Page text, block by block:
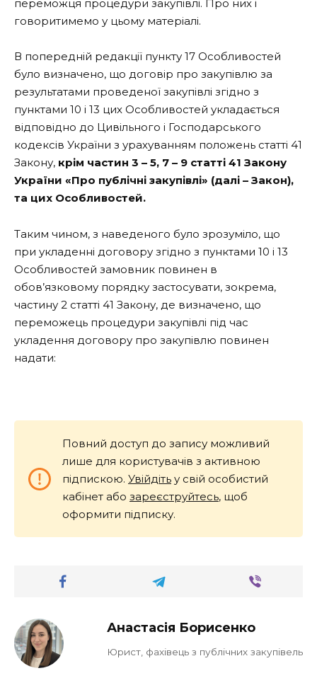
переможця процедури закупівлі. Про них і
говоритимемо у цьому матеріалі.
В попередній редакції пункту 17 Особливостей
було визначено, що договір про закупівлю за
результатами проведеної закупівлі згідно з
пунктами 10 і 13 цих Особливостей укладається
відповідно до Цивільного і Господарського
кодексів України з урахуванням положень статті 41
Закону, крім частин 3 – 5, 7 – 9 статті 41 Закону
України «Про публічні закупівлі» (далі – Закон),
та цих Особливостей.
Таким чином, з наведеного було зрозуміло, що
при укладенні договору згідно з пунктами 10 і 13
Особливостей замовник повинен в
обов’язковому порядку застосувати, зокрема,
частину 2 статті 41 Закону, де визначено, що
переможець процедури закупівлі під час
укладення договору про закупівлю повинен
надати:
Повний доступ до запису можливий
лише для користувачів з активною
підпискою. Увійдіть у свій особистий
кабінет або зареєструйтесь, щоб
оформити підписку.
Анастасія Борисенко
Юрист, фахівець з публічних закупівель